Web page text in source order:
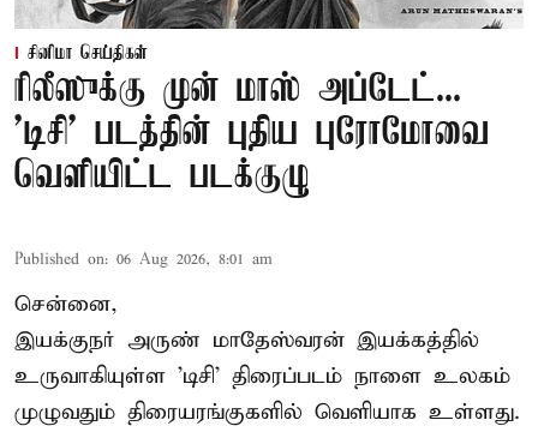
சினிமா செய்திகள்
ரிலீஸுக்கு முன் மாஸ் அப்டேட்...
'டிசி' படத்தின் புதிய புரோமோவை
வெளியிட்ட படக்குழு
Published on: 06 Aug 2026, 8:01 am
சென்னை,
இயக்குநர் அருண் மாதேஸ்வரன் இயக்கத்தில்
உருவாகியுள்ள 'டிசி' திரைப்படம் நாளை உலகம்
முழுவதும் திரையரங்குகளில் வெளியாக உள்ளது.